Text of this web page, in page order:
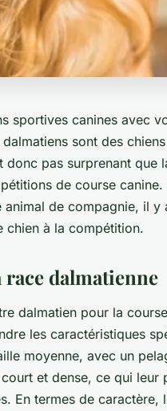
sportives canines avec
sont des
donc pas surprenant que
de course
de compagnie, il y
chien à la compétition.
dalmatienne
dalmatien pour la
les caractéristiques
moyenne, avec un
et dense, ce qui leur
En termes de caractère,